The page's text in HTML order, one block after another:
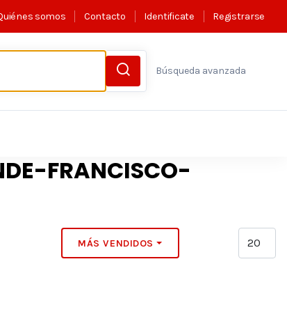
somos Contacto Identificate Registrarse
Búsqueda avanzada
FRANCISCO-
MÁS VENDIDOS